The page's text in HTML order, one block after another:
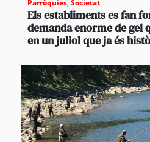
Parròquies,Societat
Els establiments es fan
demanda enorme de gel
en un juliol que ja és